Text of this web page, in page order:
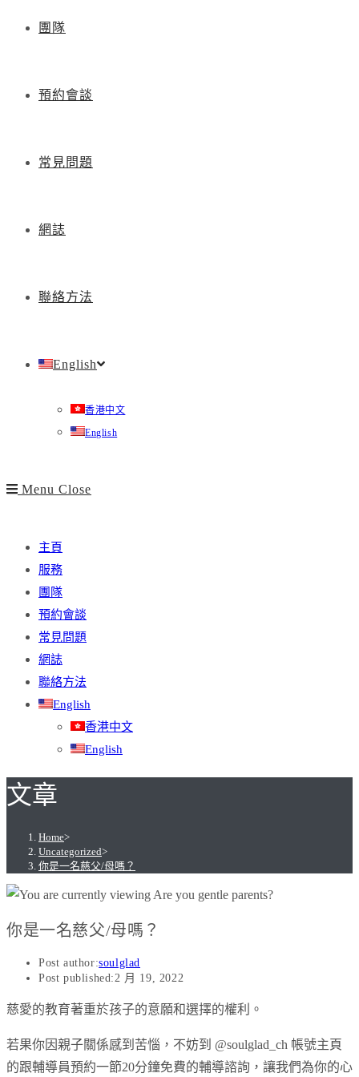
團隊
預約會談
常見問題
網誌
聯絡方法
English
香港中文
English
Menu Close
主頁
服務
團隊
預約會談
常見問題
網誌
聯絡方法
English
香港中文
English
文章
Home>
Uncategorized>
你是一名慈父/母嗎？
你是一名慈父/母嗎？
Post author:soulglad
Post published:2 月 19, 2022
慈愛的教育著重於孩子的意願和選擇的權利。
若果你因親子關係感到苦惱，不妨到 @soulglad_ch 帳號主頁
的跟輔導員預約一節20分鐘免費的輔導諮詢，讓我們為你的心